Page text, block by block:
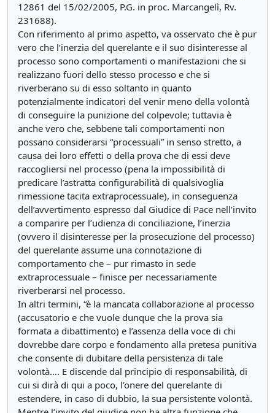
12861 del 15/02/2005, P.G. in proc. Marcangelì, Rv.
231688).
Con riferimento al primo aspetto, va osservato che è pur
vero che l’inerzia del querelante e il suo disinteresse al
processo sono comportamenti o manifestazioni che si
realizzano fuori dello stesso processo e che si
riverberano su di esso soltanto in quanto
potenzialmente indicatori del venir meno della volontà
di conseguire la punizione del colpevole; tuttavia è
anche vero che, sebbene tali comportamenti non
possano considerarsi “processuali” in senso stretto, a
causa dei loro effetti o della prova che di essi deve
raccogliersi nel processo (pena la impossibilità di
predicare l’astratta configurabilità di qualsivoglia
rimessione tacita extraprocessuale), in conseguenza
dell’avvertimento espresso dal Giudice di Pace nell’invito
a comparire per l’udienza di conciliazione, l’inerzia
(ovvero il disinteresse per la prosecuzione del processo)
del querelante assume una connotazione di
comportamento che – pur rimasto in sede
extraprocessuale – finisce per necessariamente
riverberarsi nel processo.
In altri termini, “è la mancata collaborazione al processo
(accusatorio e che vuole dunque che la prova sia
formata a dibattimento) e l’assenza della voce di chi
dovrebbe dare corpo e fondamento alla pretesa punitiva
che consente di dubitare della persistenza di tale
volontà…. E discende dal principio di responsabilità, di
cui si dirà di qui a poco, l’onere del querelante di
estendere, in caso di dubbio, la sua persistente volontà.